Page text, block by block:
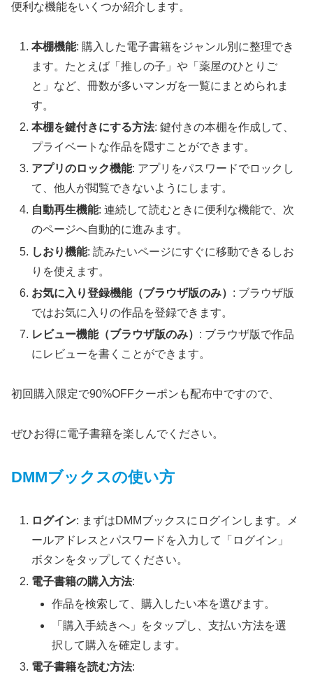
便利な機能をいくつか紹介します。
本棚機能: 購入した電子書籍をジャンル別に整理でき
ます。たとえば「推しの子」や「薬屋のひとりご
と」など、冊数が多いマンガを一覧にまとめられま
す。
本棚を鍵付きにする方法: 鍵付きの本棚を作成して、
プライベートな作品を隠すことができます。
アプリのロック機能: アプリをパスワードでロックし
て、他人が閲覧できないようにします。
自動再生機能: 連続して読むときに便利な機能で、次
のページへ自動的に進みます。
しおり機能: 読みたいページにすぐに移動できるしお
りを使えます。
お気に入り登録機能（ブラウザ版のみ） : ブラウザ版
ではお気に入りの作品を登録できます。
レビュー機能（ブラウザ版のみ） : ブラウザ版で作品
にレビューを書くことができます。
初回購入限定で90%OFFクーポンも配布中ですので、
ぜひお得に電子書籍を楽しんでください。
DMMブックスの使い方
ログイン: まずはDMMブックスにログインします。メ
ールアドレスとパスワードを入力して「ログイン」
ボタンをタップしてください。
電子書籍の購入方法:
作品を検索して、購入したい本を選びます。
「購入手続きへ」をタップし、支払い方法を選
択して購入を確定します。
電子書籍を読む方法: